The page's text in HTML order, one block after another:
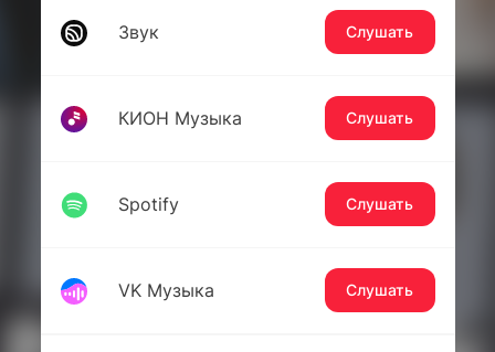
Звук Слушать
КИОН Музыка Слушать
Spotify Слушать
VK Музыка Слушать